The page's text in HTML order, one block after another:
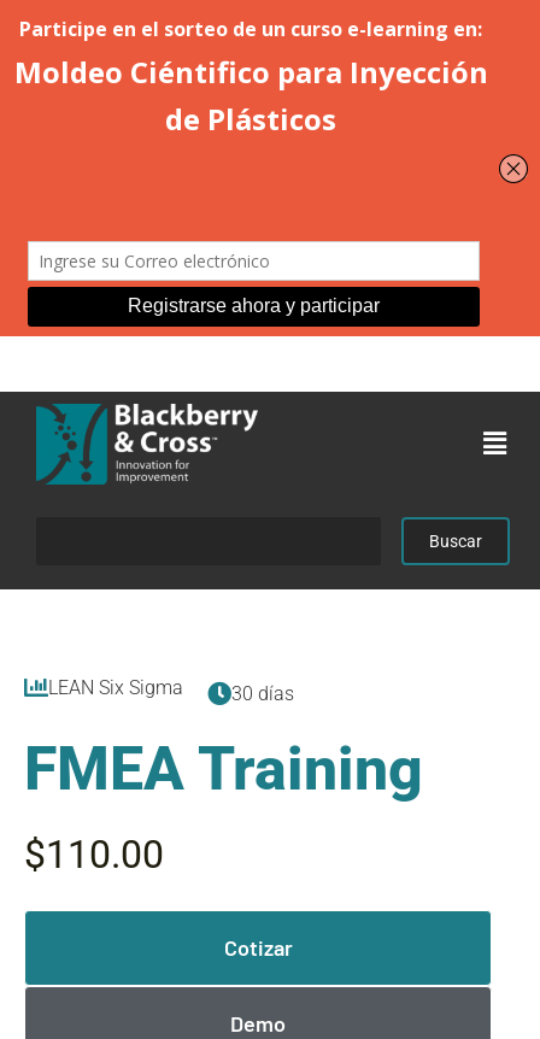
Acceder
LEAN Six Sigma 30 días
FMEA Training
$110.00
Cotizar
Demo